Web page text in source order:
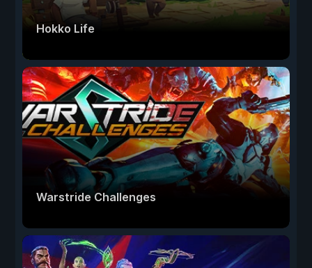
Hokko Life
Warstride Challenges